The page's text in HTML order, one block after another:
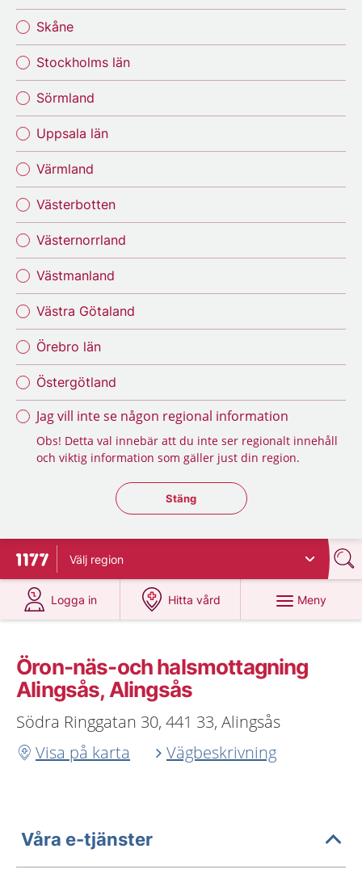
Skåne
Stockholms län
Sörmland
Uppsala län
Värmland
Västerbotten
Västernorrland
Västmanland
Västra Götaland
Örebro län
Östergötland
Jag vill inte se någon regional information
Obs! Detta val innebär att du inte ser regionalt innehåll
och viktig information som gäller just din region.
Stäng regionsväljaren
Stäng
Till startsidan för 1177
Välj region
Logga in
på 1177.se
Hitta vård
på 1177.se
Meny
Öron-näs-och halsmottagning
Alingsås, Alingsås
Södra Ringgatan 30, 441 33, Alingsås
Visa på karta
Vägbeskrivning
Våra e-tjänster